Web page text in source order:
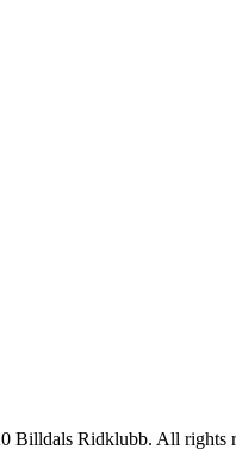
Billdals Ridklubb. All rights